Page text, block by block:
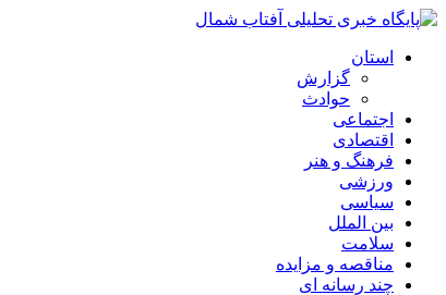
استان
گزارش
حوادث
اجتماعی
اقتصادی
فرهنگ و هنر
ورزشی
سیاسی
بین الملل
سلامت
مناقصه و مزایده
چند رسانه ای